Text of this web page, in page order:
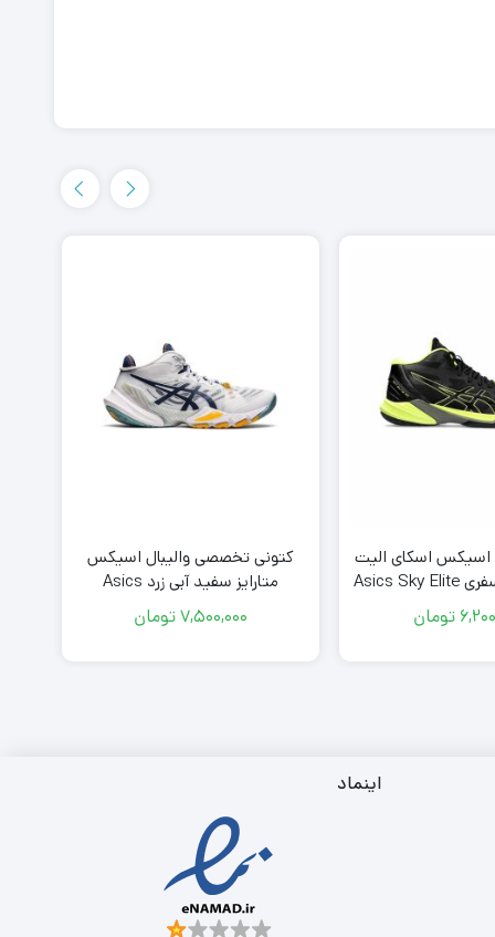
اسیکس اسکای الیت
مشکی سبز فسفری Asics Sky Elite
ff 2 Black
تومان
کتونی تخصصی والیبال اسیکس
متارایز سفید آبی زرد Asics
Metarise White Blue Yellow
7,500,000تومان
اینماد